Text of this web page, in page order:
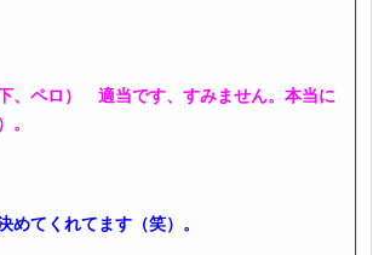
、ペロ） 適当です、すみません。本当に
てくれてます（笑）。